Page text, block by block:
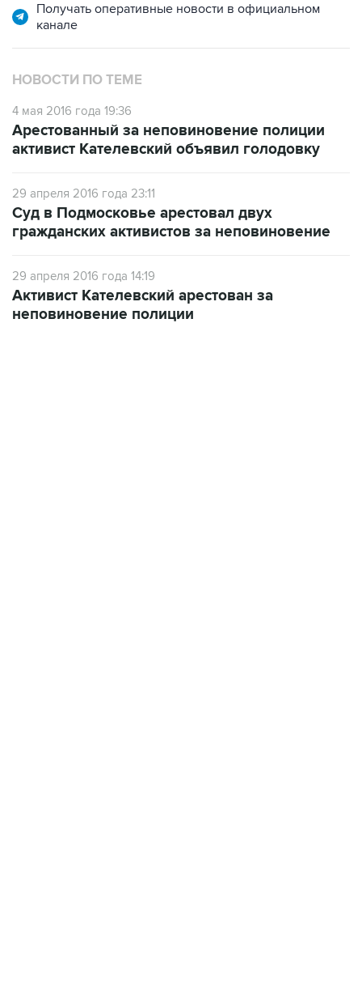
Получать оперативные новости в официальном
канале
НОВОСТИ ПО ТЕМЕ
4 мая 2016 года 19:36
Арестованный за неповиновение полиции
активист Кателевский объявил голодовку
29 апреля 2016 года 23:11
Суд в Подмосковье арестовал двух
гражданских активистов за неповиновение
29 апреля 2016 года 14:19
Активист Кателевский арестован за
неповиновение полиции